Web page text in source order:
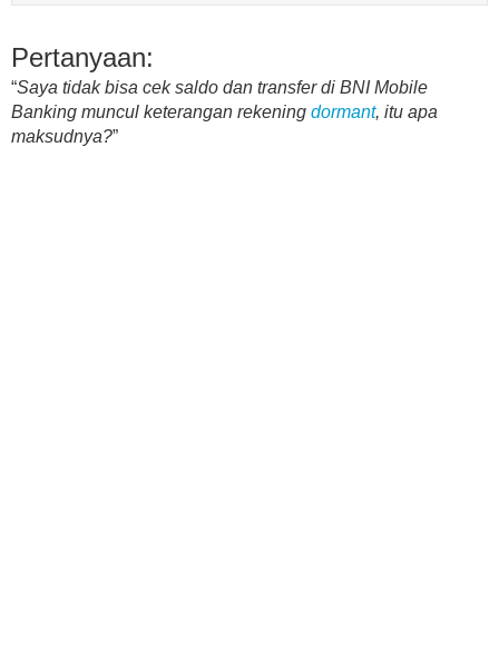
Pertanyaan:
“Saya tidak bisa cek saldo dan transfer di BNI Mobile
Banking muncul keterangan rekening dormant, itu apa
maksudnya?”